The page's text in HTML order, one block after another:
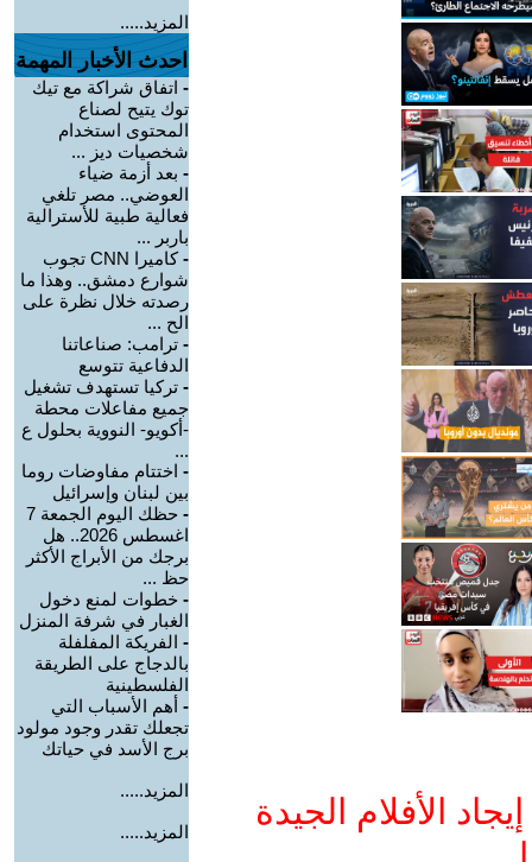
الأفلام الجيدة
المزيد.....
احدث الأخبار المهمة
- اتفاق شراكة مع تيك
توك يتيح لصناع
المحتوى استخدام
شخصيات ديز ...
- بعد أزمة ضياء
العوضي.. مصر تلغي
فعالية طبية للأسترالية
باربر ...
-
كاميرا CNN تجوب
شوارع دمشق.. وهذا ما
رصدته خلال نظرة على
الح ...
- ترامب: صناعاتنا
الدفاعية تتوسع
- تركيا تستهدف تشغيل
جميع مفاعلات محطة
-أكويو- النووية بحلول ع
...
- اختتام مفاوضات روما
بين لبنان وإسرائيل
-
حظك اليوم الجمعة 7
اغسطس 2026.. هل
برجك من الأبراج الأكثر
حظ ...
- خطوات لمنع دخول
الغبار في شرفة المنزل
- الفريكة المفلفلة
بالدجاج على الطريقة
الفلسطينية
- أهم الأسباب التي
تجعلك تقدر وجود مولود
برج الأسد في حياتك
المزيد.....
المزيد.....